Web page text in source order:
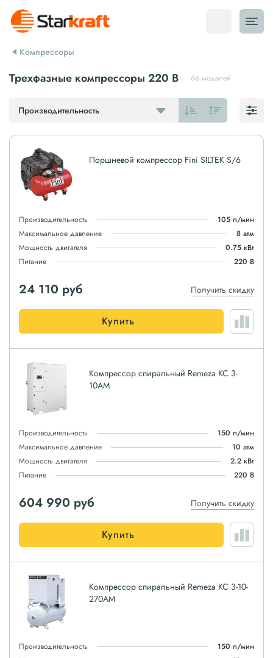
Компрессоры
Трехфазные компрессоры 220 В 66 моделей
Производительность
Поршневой компрессор Fini SILTEK S/6
Производительность
105 л/мин
Максимальное давление
8 атм
Мощность двигателя
0.75 кВт
Питание
220 В
24 110 руб Получить скидку
Купить
Компрессор спиральный Remeza КС 3-
10АМ
Производительность
150 л/мин
Максимальное давление
10 атм
Мощность двигателя
2.2 кВт
Питание
220 В
604 990 руб Получить скидку
Купить
Компрессор спиральный Remeza КС 3-10-
270АМ
Производительность
150 л/мин